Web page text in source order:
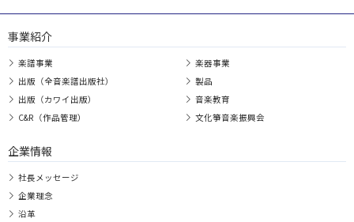
事業紹介
楽譜事業
出版（全音楽譜出版社）
出版（カワイ出版）
C&R（作品管理）
楽器事業
製品
音楽教育
文化箏音楽振興会
企業情報
社長メッセージ
企業理念
沿革